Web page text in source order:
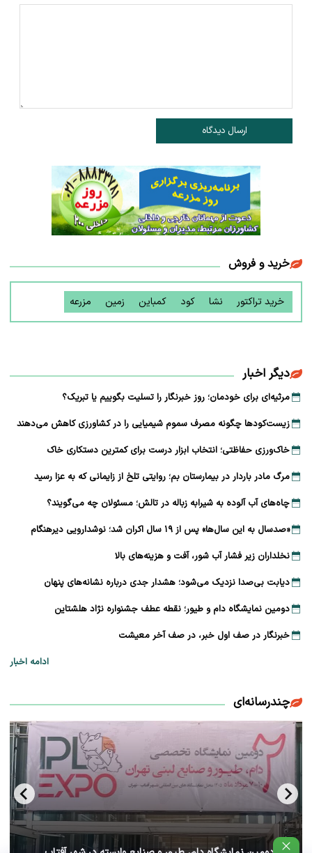
ارسال دیدگاه
خرید و فروش
خرید تراکتور نشا کود کمباین زمین مزرعه
دیگر اخبار
مرثیه‌ای برای خودمان؛ روز خبرنگار را تسلیت بگوییم یا تبریک؟
زیست‌کودها چگونه مصرف سموم شیمیایی را در کشاورزی کاهش می‌دهند
خاک‌ورزی حفاظتی؛ انتخاب ابزار درست برای کمترین دستکاری خاک
مرگ مادر باردار در بیمارستان بم؛ روایتی تلخ از زایمانی که به عزا رسید
چاه‌های آب آلوده به شیرابه زباله در تالش؛ مسئولان چه می‌گویند؟
«صدسال به این سال‌ها» پس از ۱۹ سال اکران شد؛ نوشدارویی دیرهنگام
نخلداران زیر فشار آب شور، آفت و هزینه‌های بالا
دیابت بی‌صدا نزدیک می‌شود؛ هشدار جدی درباره نشانه‌های پنهان
دومین نمایشگاه دام و طیور؛ نقطه عطف جشنواره نژاد هلشتاین
خبرنگار در صف اول خبر، در صف آخر معیشت
ادامه اخبار
چندرسانه‌ای